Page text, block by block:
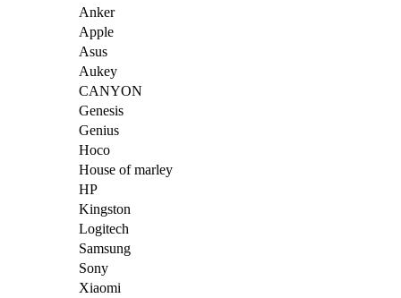
Anker
Apple
Asus
Aukey
CANYON
Genesis
Genius
Hoco
House of marley
HP
Kingston
Logitech
Samsung
Sony
Xiaomi